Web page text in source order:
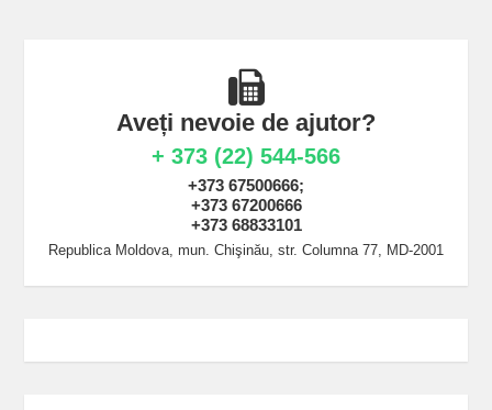
Aveți nevoie de ajutor?
+ 373 (22) 544-566
+373 67500666;
+373 67200666
+373 68833101
Republica Moldova, mun. Chişinău, str. Columna 77, MD-2001